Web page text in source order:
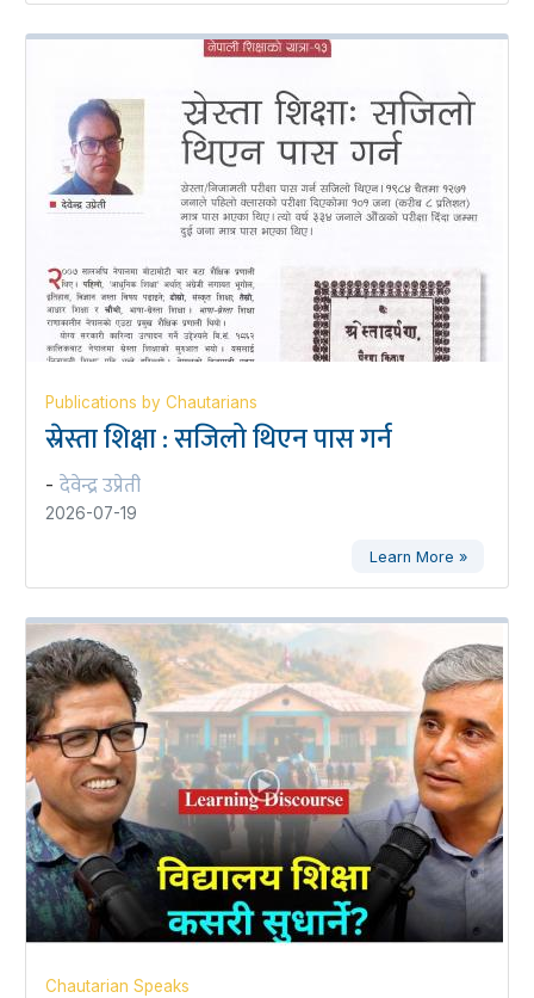
Publications by Chautarians
स्रेस्ता शिक्षा : सजिलो थिएन पास गर्न
- देवेन्द्र उप्रेती
2026-07-19
Learn More »
Chautarian Speaks